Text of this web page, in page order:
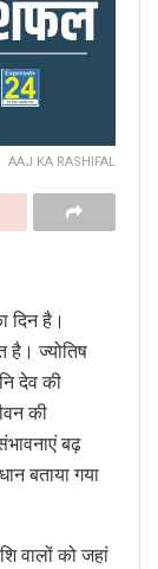
AAJ KA RASHIFAL
दिन है।
है। ज्योतिष
देव की
की
बढ़
बताया गया
वालों को जहां